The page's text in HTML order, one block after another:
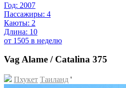
Год: 2007
Пассажиры: 4
Каюты: 2
Длина: 10
от 1505 в неделю
Vag Alame / Catalina 375
Пхукет Таиланд '